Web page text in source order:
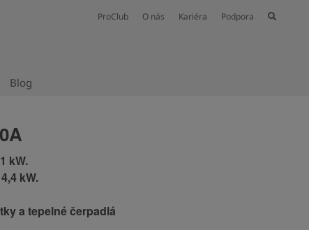
ProClub O nás Kariéra Podpora
Blog
kW.
kW.
a tepelné čerpadlá